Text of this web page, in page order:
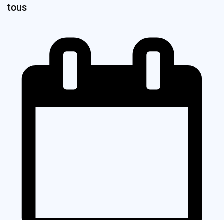
tous